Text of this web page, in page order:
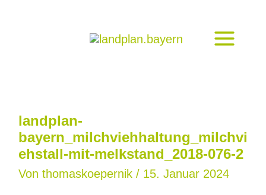
landplan-
bayern_milchviehhaltung_milchvi
ehstall-mit-melkstand_2018-076-2
Von thomaskoepernik / 15. Januar 2024